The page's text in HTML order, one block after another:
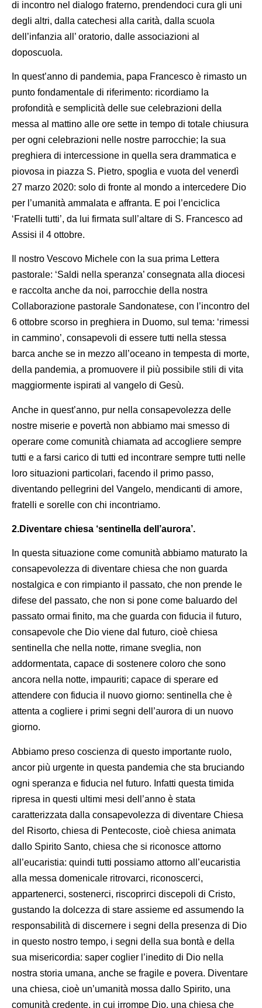
di incontro nel dialogo fraterno, prendendoci cura gli uni
degli altri, dalla catechesi alla carità, dalla scuola
dell’infanzia all’ oratorio, dalle associazioni al
doposcuola.
In quest’anno di pandemia, papa Francesco è rimasto un
punto fondamentale di riferimento: ricordiamo la
profondità e semplicità delle sue celebrazioni della
messa al mattino alle ore sette in tempo di totale chiusura
per ogni celebrazioni nelle nostre parrocchie; la sua
preghiera di intercessione in quella sera drammatica e
piovosa in piazza S. Pietro, spoglia e vuota del venerdì
27 marzo 2020: solo di fronte al mondo a intercedere Dio
per l’umanità ammalata e affranta. E poi l’enciclica
‘Fratelli tutti’, da lui firmata sull’altare di S. Francesco ad
Assisi il 4 ottobre.
Il nostro Vescovo Michele con la sua prima Lettera
pastorale: ‘Saldi nella speranza’ consegnata alla diocesi
e raccolta anche da noi, parrocchie della nostra
Collaborazione pastorale Sandonatese, con l’incontro del
6 ottobre scorso in preghiera in Duomo, sul tema: ‘rimessi
in cammino’, consapevoli di essere tutti nella stessa
barca anche se in mezzo all’oceano in tempesta di morte,
della pandemia, a promuovere il più possibile stili di vita
maggiormente ispirati al vangelo di Gesù.
Anche in quest’anno, pur nella consapevolezza delle
nostre miserie e povertà non abbiamo mai smesso di
operare come comunità chiamata ad accogliere sempre
tutti e a farsi carico di tutti ed incontrare sempre tutti nelle
loro situazioni particolari, facendo il primo passo,
diventando pellegrini del Vangelo, mendicanti di amore,
fratelli e sorelle con chi incontriamo.
2.Diventare chiesa ‘sentinella dell’aurora’.
In questa situazione come comunità abbiamo maturato la
consapevolezza di diventare chiesa che non guarda
nostalgica e con rimpianto il passato, che non prende le
difese del passato, che non si pone come baluardo del
passato ormai finito, ma che guarda con fiducia il futuro,
consapevole che Dio viene dal futuro, cioè chiesa
sentinella che nella notte, rimane sveglia, non
addormentata, capace di sostenere coloro che sono
ancora nella notte, impauriti; capace di sperare ed
attendere con fiducia il nuovo giorno: sentinella che è
attenta a cogliere i primi segni dell’aurora di un nuovo
giorno.
Abbiamo preso coscienza di questo importante ruolo,
ancor più urgente in questa pandemia che sta bruciando
ogni speranza e fiducia nel futuro. Infatti questa timida
ripresa in questi ultimi mesi dell’anno è stata
caratterizzata dalla consapevolezza di diventare Chiesa
del Risorto, chiesa di Pentecoste, cioè chiesa animata
dallo Spirito Santo, chiesa che si riconosce attorno
all’eucaristia: quindi tutti possiamo attorno all’eucaristia
alla messa domenicale ritrovarci, riconoscerci,
appartenerci, sostenerci, riscoprirci discepoli di Cristo,
gustando la dolcezza di stare assieme ed assumendo la
responsabilità di discernere i segni della presenza di Dio
in questo nostro tempo, i segni della sua bontà e della
sua misericordia: saper coglier l’inedito di Dio nella
nostra storia umana, anche se fragile e povera. Diventare
una chiesa, cioè un’umanità mossa dallo Spirito, una
comunità credente, in cui irrompe Dio, una chiesa che